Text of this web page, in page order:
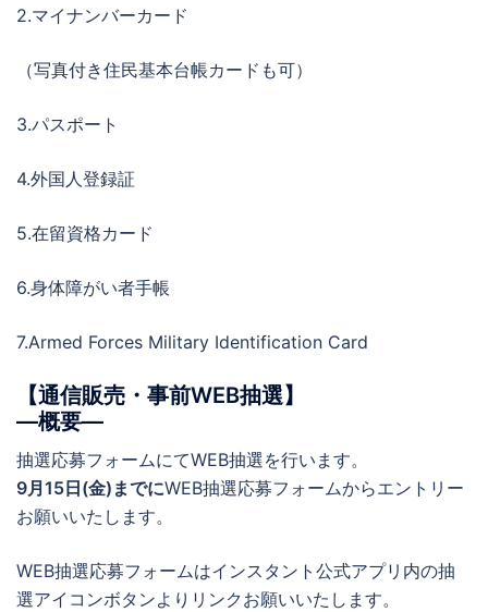
2.マイナンバーカード
（写真付き住民基本台帳カードも可）
3.パスポート
4.外国人登録証
5.在留資格カード
6.身体障がい者手帳
7.Armed Forces Military Identification Card
【通信販売・事前WEB抽選】
―概要―
抽選応募フォームにてWEB抽選を行います。
9月15日(金)までにWEB抽選応募フォームからエントリー
お願いいたします。
WEB抽選応募フォームはインスタント公式アプリ内の抽
選アイコンボタンよりリンクお願いいたします。